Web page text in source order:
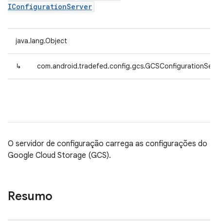
IConfigurationServer
java.lang.Object
↳
O servidor de configuração carrega as configurações do
Google Cloud Storage (GCS).
Resumo